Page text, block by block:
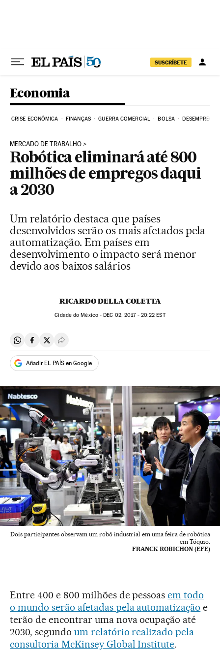
SUSCRÍBETE
Economia
CRISE ECONÔMICA FINANÇAS GUERRA COMERCIAL BOLSA DESEMPREGO
MERCADO DE TRABALHO
Robótica eliminará até 800
milhões de empregos daqui
a 2030
Um relatório destaca que países
desenvolvidos serão os mais afetados pela
automatização. Em países em
desenvolvimento o impacto será menor
devido aos baixos salários
RICARDO DELLA COLETTA
Cidade do México -DEC 02, 2017 - 20:22 EST
Compartir en Whatsapp
Compartir en Facebook
Compartir en Twitter
Desplegar Redes Sociales
Añadir EL PAÍS en Google
Dois participantes observam um robô industrial em uma feira de robótica
em Tóquio.
FRANCK ROBICHON (EFE)
Entre 400 e 800 milhões de pessoasem todo
o mundo serão afetadas pela automatização e
terão de encontrar uma nova ocupação até
2030, segundo um relatório realizado pela
consultoria McKinsey Global Institute.